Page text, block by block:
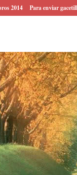
2014 Para enviar